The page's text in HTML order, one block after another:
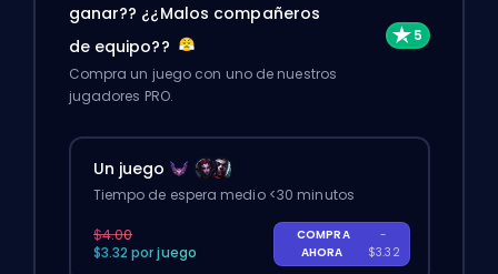
ganar?? ¿¿Malos compañeros
de equipo??
Compra un juego con uno de nuestros
jugadores PRO.
Un juego
Tiempo de espera medio <30 minutos
$4.00
$3.32 por juego
COMPRA
AHORA
-
$3.32